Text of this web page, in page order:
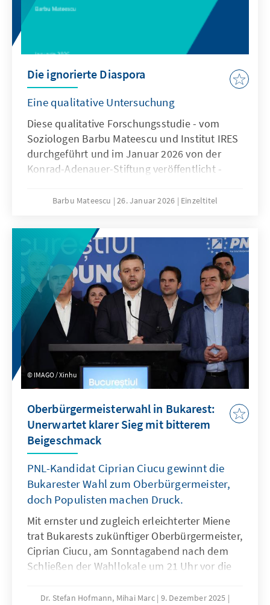
aus der Regierung aus. Bolojan regiert
seitdem kommissarisch weiter – gemeinsam
mit der reformorientierten USR und der
Ungarnpartei (UDMR). Als Vermittler in der
Dan zunehmend das Vertrauen einstiger
Unterstützer.
Die ignorierte Diaspora
Eine qualitative Untersuchung
Diese qualitative Forschungsstudie - vom
Soziologen Barbu Mateescu und Institut IRES
durchgeführt und im Januar 2026 von der
Konrad-Adenauer-Stiftung veröffentlicht -
rumänischen Diaspora-Gemeinschaften in
Barbu Mateescu 26. Januar 2026 Einzeltitel
IMAGO / Xinhu
Oberbürgermeisterwahl in Bukarest:
Unerwartet klarer Sieg mit bitterem
Beigeschmack
PNL-Kandidat Ciprian Ciucu gewinnt die
Bukarester Wahl zum Oberbürgermeister,
doch Populisten machen Druck.
Mit ernster und zugleich erleichterter Miene
trat Bukarests zukünftiger Oberbürgermeister,
Ciprian Ciucu, am Sonntagabend nach dem
Schließen der Wahllokale um 21 Uhr vor die
zugleich Worte der Demut. Er wolle auch
Dr. Stefan Hofmann, Mihai Marc 9. Dezember 2025